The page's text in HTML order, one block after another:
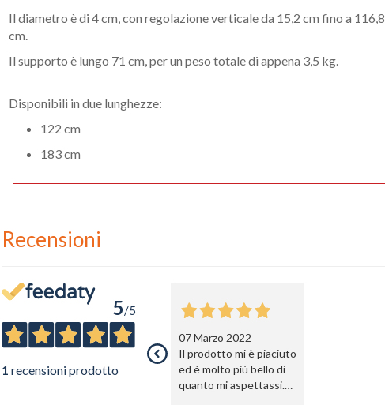
Nome
Il diametro è di 4 cm, con regolazione verticale da 15,2 cm fino a 116,8
cm.
Il supporto è lungo 71 cm, per un peso totale di appena 3,5 kg.
Disponibili in due lunghezze:
122 cm
183 cm
Recensioni
5/5
1 recensioni prodotto
07 Marzo 2022
Il prodotto mi è piaciuto
ed è molto più bello di
quanto mi aspettassi.